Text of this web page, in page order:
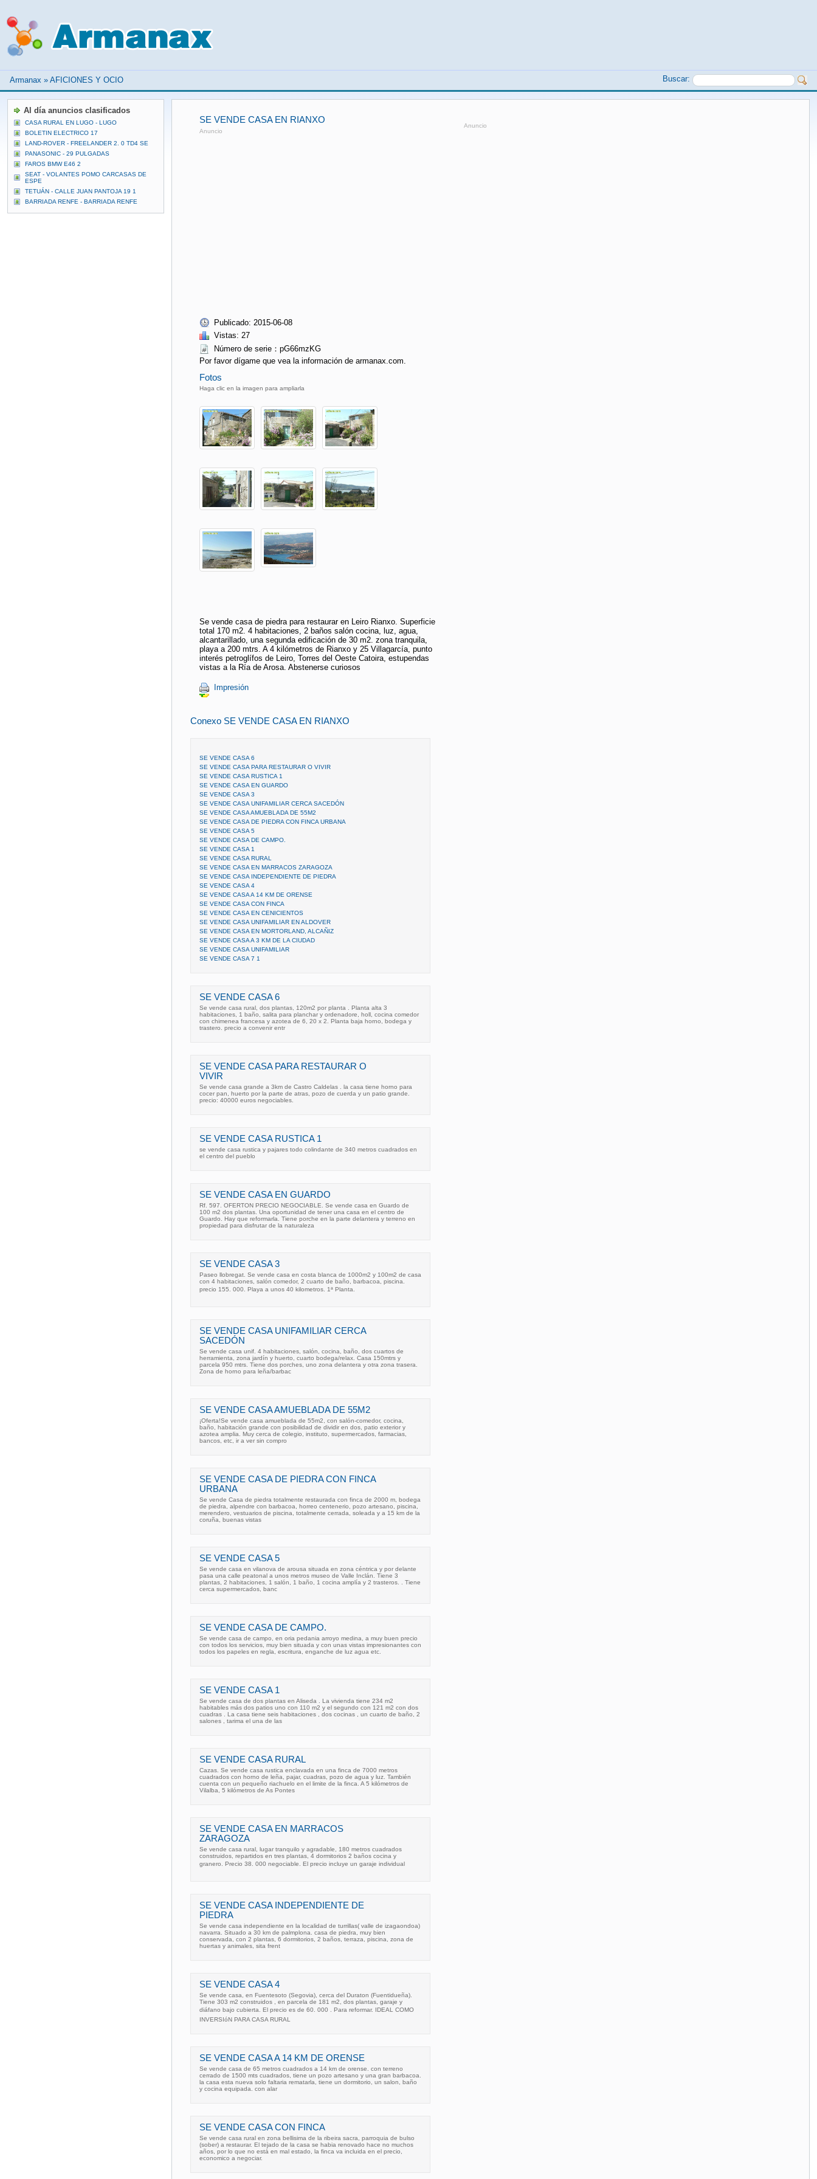
Armanax » AFICIONES Y OCIO Buscar:
SE VENDE CASA EN RIANXO
Anuncio
Publicado: 2015-06-08
Vistas: 27
Número de serie：pG66mzKG
Por favor dígame que vea la información de armanax.com.
Fotos
Haga clic en la imagen para ampliarla
Se vende casa de piedra para restaurar en Leiro Rianxo. Superficie
total 170 m2. 4 habitaciones, 2 baños salón cocina, luz, agua,
alcantarillado, una segunda edificación de 30 m2. zona tranquila,
playa a 200 mtrs. A 4 kilómetros de Rianxo y 25 Villagarcía, punto
interés petroglífos de Leiro, Torres del Oeste Catoira, estupendas
vistas a la Ría de Arosa. Abstenerse curiosos
Impresión
Anuncio
Conexo SE VENDE CASA EN RIANXO
SE VENDE CASA 6
SE VENDE CASA PARA RESTAURAR O VIVIR
SE VENDE CASA RUSTICA 1
SE VENDE CASA EN GUARDO
SE VENDE CASA 3
SE VENDE CASA UNIFAMILIAR CERCA SACEDÓN
SE VENDE CASA AMUEBLADA DE 55M2
SE VENDE CASA DE PIEDRA CON FINCA URBANA
SE VENDE CASA 5
SE VENDE CASA DE CAMPO.
SE VENDE CASA 1
SE VENDE CASA RURAL
SE VENDE CASA EN MARRACOS ZARAGOZA
SE VENDE CASA INDEPENDIENTE DE PIEDRA
SE VENDE CASA 4
SE VENDE CASA A 14 KM DE ORENSE
SE VENDE CASA CON FINCA
SE VENDE CASA EN CENICIENTOS
SE VENDE CASA UNIFAMILIAR EN ALDOVER
SE VENDE CASA EN MORTORLAND, ALCAÑIZ
SE VENDE CASA A 3 KM DE LA CIUDAD
SE VENDE CASA UNIFAMILIAR
SE VENDE CASA 7 1
SE VENDE CASA 6
Se vende casa rural, dos plantas, 120m2 por planta . Planta alta 3
habitaciones, 1 baño, salita para planchar y ordenadore, holl, cocina comedor
con chimenea francesa y azotea de 6, 20 x 2. Planta baja horno, bodega y
trastero. precio a convenir entr
SE VENDE CASA PARA RESTAURAR O
VIVIR
Se vende casa grande a 3km de Castro Caldelas . la casa tiene horno para
cocer pan, huerto por la parte de atras, pozo de cuerda y un patio grande.
precio: 40000 euros negociables.
SE VENDE CASA RUSTICA 1
se vende casa rustica y pajares todo colindante de 340 metros cuadrados en
el centro del pueblo
SE VENDE CASA EN GUARDO
Rf. 597. OFERTON PRECIO NEGOCIABLE. Se vende casa en Guardo de
100 m2 dos plantas. Una oportunidad de tener una casa en el centro de
Guardo. Hay que reformarla. Tiene porche en la parte delantera y terreno en
propiedad para disfrutar de la naturaleza
SE VENDE CASA 3
Paseo llobregat. Se vende casa en costa blanca de 1000m2 y 100m2 de casa
con 4 habitaciones, salón comedor, 2 cuarto de baño, barbacoa, piscina.
precio 155. 000. Playa a unos 40 kilometros. 1ª Planta.
SE VENDE CASA UNIFAMILIAR CERCA
SACEDÓN
Se vende casa unif. 4 habitaciones, salón, cocina, baño, dos cuartos de
herramienta, zona jardín y huerto, cuarto bodega/relax. Casa 150mtrs y
parcela 950 mtrs. Tiene dos porches, uno zona delantera y otra zona trasera.
Zona de horno para leña/barbac
SE VENDE CASA AMUEBLADA DE 55M2
¡Oferta!Se vende casa amueblada de 55m2, con salón-comedor, cocina,
baño, habitación grande con posibilidad de dividir en dos, patio exterior y
azotea amplia. Muy cerca de colegio, instituto, supermercados, farmacias,
bancos, etc, ir a ver sin compro
SE VENDE CASA DE PIEDRA CON FINCA
URBANA
Se vende Casa de piedra totalmente restaurada con finca de 2000 m, bodega
de piedra, alpendre con barbacoa, horreo centenerio, pozo artesano, piscina,
merendero, vestuarios de piscina, totalmente cerrada, soleada y a 15 km de la
coruña, buenas vistas
SE VENDE CASA 5
Se vende casa en vilanova de arousa situada en zona céntrica y por delante
pasa una calle peatonal a unos metros museo de Valle Inclán. Tiene 3
plantas, 2 habitaciones, 1 salón, 1 baño, 1 cocina amplía y 2 trasteros. . Tiene
cerca supermercados, banc
SE VENDE CASA DE CAMPO.
Se vende casa de campo, en oria pedania arroyo medina, a muy buen precio
con todos los servicios, muy bien situada y con unas vistas impresionantes con
todos los papeles en regla, escritura, enganche de luz agua etc.
SE VENDE CASA 1
Se vende casa de dos plantas en Aliseda . La vivienda tiene 234 m2
habitables más dos patios uno con 110 m2 y el segundo con 121 m2 con dos
cuadras . La casa tiene seis habitaciones , dos cocinas , un cuarto de baño, 2
salones , tarima el una de las
SE VENDE CASA RURAL
Cazas. Se vende casa rustica enclavada en una finca de 7000 metros
cuadrados con horno de leña, pajar, cuadras, pozo de agua y luz. También
cuenta con un pequeño riachuelo en el limite de la finca. A 5 kilómetros de
Vilalba, 5 kilómetros de As Pontes
SE VENDE CASA EN MARRACOS
ZARAGOZA
Se vende casa rural, lugar tranquilo y agradable, 180 metros cuadrados
construidos, repartidos en tres plantas, 4 dormitorios 2 baños cocina y
granero. Precio 38. 000 negociable. El precio incluye un garaje individual
SE VENDE CASA INDEPENDIENTE DE
PIEDRA
Se vende casa independiente en la localidad de turrillas( valle de izagaondoa)
navarra. Situado a 30 km de palmplona. casa de piedra, muy bien
conservada, con 2 plantas, 6 dormitorios, 2 baños, terraza, piscina, zona de
huertas y animales, sita frent
SE VENDE CASA 4
Se vende casa, en Fuentesoto (Segovia), cerca del Duraton (Fuentidueña).
Tiene 303 m2 construidos , en parcela de 181 m2, dos plantas, garaje y
diáfano bajo cubierta. El precio es de 60. 000 . Para reformar. IDEAL COMO
INVERSIóN PARA CASA RURAL
SE VENDE CASA A 14 KM DE ORENSE
Se vende casa de 65 metros cuadrados a 14 km de orense. con terreno
cerrado de 1500 mts cuadrados, tiene un pozo artesano y una gran barbacoa.
la casa esta nueva solo faltaria rematarla, tiene un dormitorio, un salon, baño
y cocina equipada. con alar
SE VENDE CASA CON FINCA
Se vende casa rural en zona bellisima de la ribeira sacra, parroquia de bulso
(sober) a restaurar. El tejado de la casa se habia renovado hace no muchos
años, por lo que no está en mal estado, la finca va incluida en el precio,
economico a negociar.
Al día anuncios clasificados
CASA RURAL EN LUGO - LUGO
BOLETIN ELECTRICO 17
LAND-ROVER - FREELANDER 2. 0 TD4 SE
PANASONIC - 29 PULGADAS
FAROS BMW E46 2
SEAT - VOLANTES POMO CARCASAS DE
ESPE
TETUÁN - CALLE JUAN PANTOJA 19 1
BARRIADA RENFE - BARRIADA RENFE